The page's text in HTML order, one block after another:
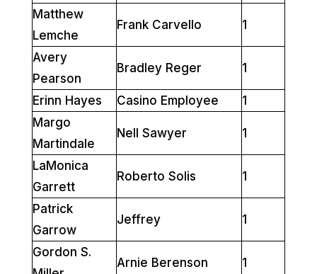
Matthew
Lemche
Frank Carvello 1
Avery
Pearson
Bradley Reger 1
Erinn Hayes Casino Employee
1
Margo
Martindale
Nell Sawyer 1
LaMonica
Garrett
Roberto Solis 1
Patrick
Garrow
Jeffrey 1
Gordon S.
Arnie Berenson 1